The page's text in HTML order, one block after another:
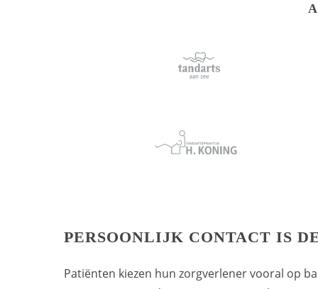
PERSOONLIJK CONTACT IS
Patiënten kiezen hun zorgverlener vooral op